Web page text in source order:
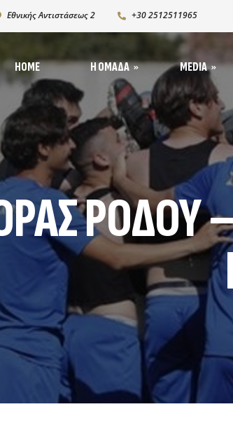
Εθνικής Αντιστάσεως 2 +30 2512511965
HOME Η ΟΜΆΔΑ
Ιστορία
Ρόστερ 2025-2026
K19
Χορηγικό πλάνο – Χορηγοί
Πρόγραμμα Ανάπτυξης
Υποδομών
MEDIA
Νέα – Ανακοινώσεις
Διαπιστεύσεις MME
Photo Galleries
ΡΟΔΟΥ